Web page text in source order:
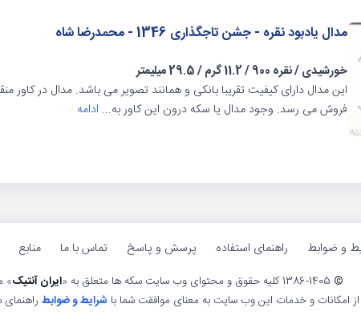
مدال یادبود نقره - جشن تاجگذاری 1346 - محمدرضا شاه
خورشیدی/نقره 900 /11.2 گرم /29.5 میلیمتر
فروش می رسد. وجود مدال یا سکه درون این کاور به... ادامه
و ضوابط راهنمای استفاده پرسش و پاسخ تماس با ما منابع
© ایران آنتیک»
از امکانات و خدمات این وب سایت به معنای موافقت شما با شرایط و ضوابط